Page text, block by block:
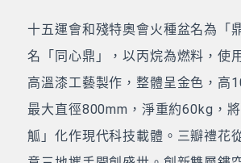
十五運會和殘特奧會火種盆名為「
名「同心鼎」，以丙烷為燃料，使
高溫漆工藝製作，整體呈金色，高
最大直徑800mm，淨重約60kg，
觚」化作現代科技載體。三瓣禮花